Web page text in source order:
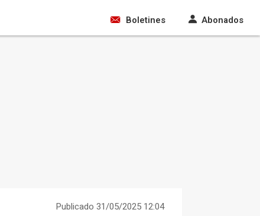
Boletines Abonados
Publicado 31/05/2025 12:04